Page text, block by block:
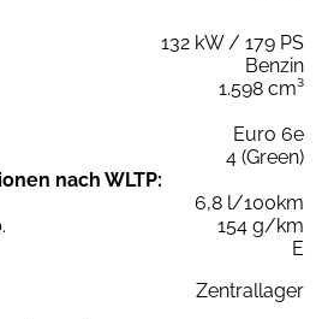
132 kW / 179 PS
Benzin
1.598 cm³
Euro 6e
4 (Green)
nach WLTP:
6,8 l/100km
154 g/km
E
Zentrallager